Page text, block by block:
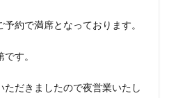
約で満席となっております。
す。
だきましたので夜営業いたし